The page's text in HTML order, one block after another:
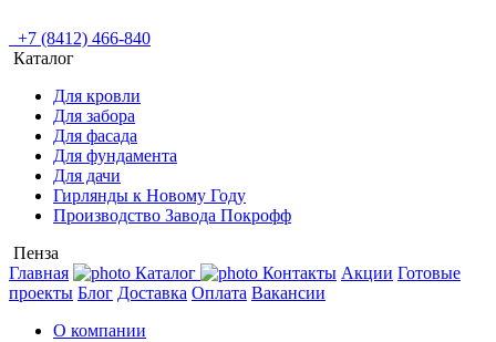
+7 (8412) 466-840
Каталог
Для кровли
Для забора
Для фасада
Для фундамента
Для дачи
Гирлянды к Новому Году
Производство Завода Покрофф
Пенза
Главная
Каталог Контакты Акции Готовые
проекты Блог Доставка Оплата Вакансии
О компании